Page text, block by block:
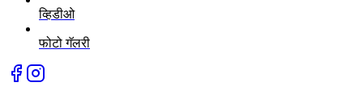
व्हिडीओ
फोटो गॅलरी